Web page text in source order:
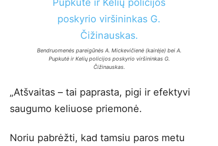
Bendruomenės pareigūnės A. Mickevičienė (kairėje) bei A.
Pupkutė ir Kelių policijos poskyrio viršininkas G.
Čižinauskas.
„Atšvaitas – tai paprasta, pigi ir efektyvi
saugumo keliuose priemonė.
Noriu pabrėžti, kad tamsiu paros metu